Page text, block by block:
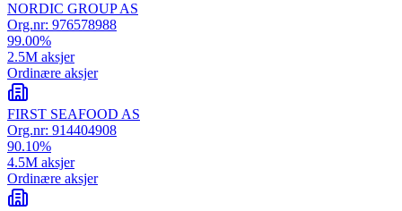
NORDIC GROUP AS
Org.nr: 976578988
99.00%
2.5M aksjer
Ordinære aksjer
FIRST SEAFOOD AS
Org.nr: 914404908
90.10%
4.5M aksjer
Ordinære aksjer